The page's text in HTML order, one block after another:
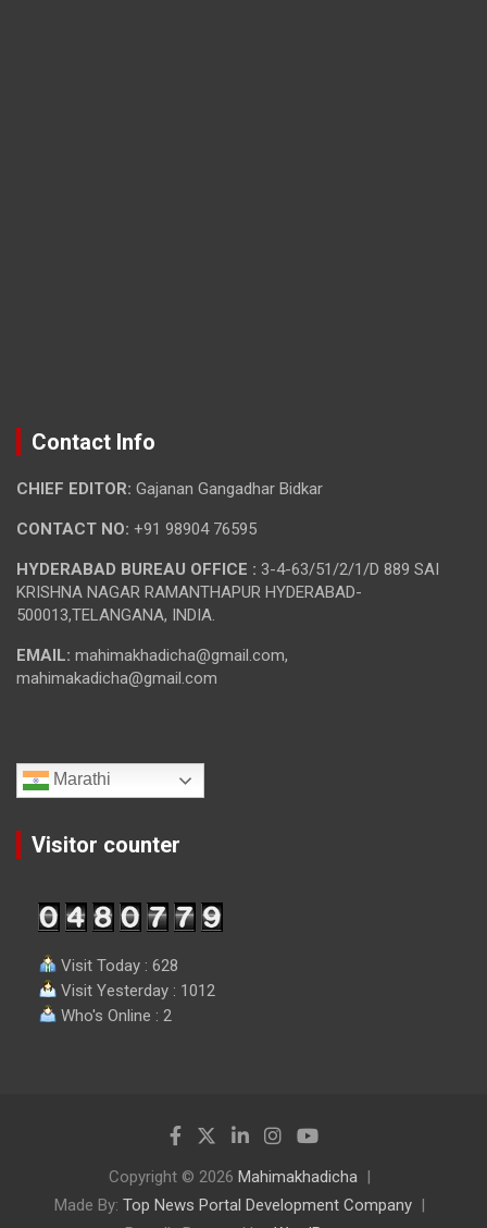
Contact Info
CHIEF EDITOR: Gajanan Gangadhar Bidkar
CONTACT NO: +91 98904 76595
HYDERABAD BUREAU OFFICE : 3-4-63/51/2/1/D 889 SAI
KRISHNA NAGAR RAMANTHAPUR HYDERABAD-
500013,TELANGANA, INDIA.
EMAIL: mahimakhadicha@gmail.com,
mahimakadicha@gmail.com
Marathi
Visitor counter
Visit Today : 628
Visit Yesterday : 1012
Who's Online : 2
Copyright © 2026 Mahimakhadicha
Made By: Top News Portal Development Company